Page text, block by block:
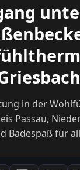
in der
Passau,
Badespaß für